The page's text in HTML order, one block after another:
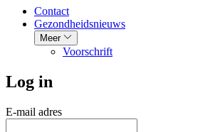
Contact
Gezondheidsnieuws
Meer
Voorschrift
Log in
E-mail adres